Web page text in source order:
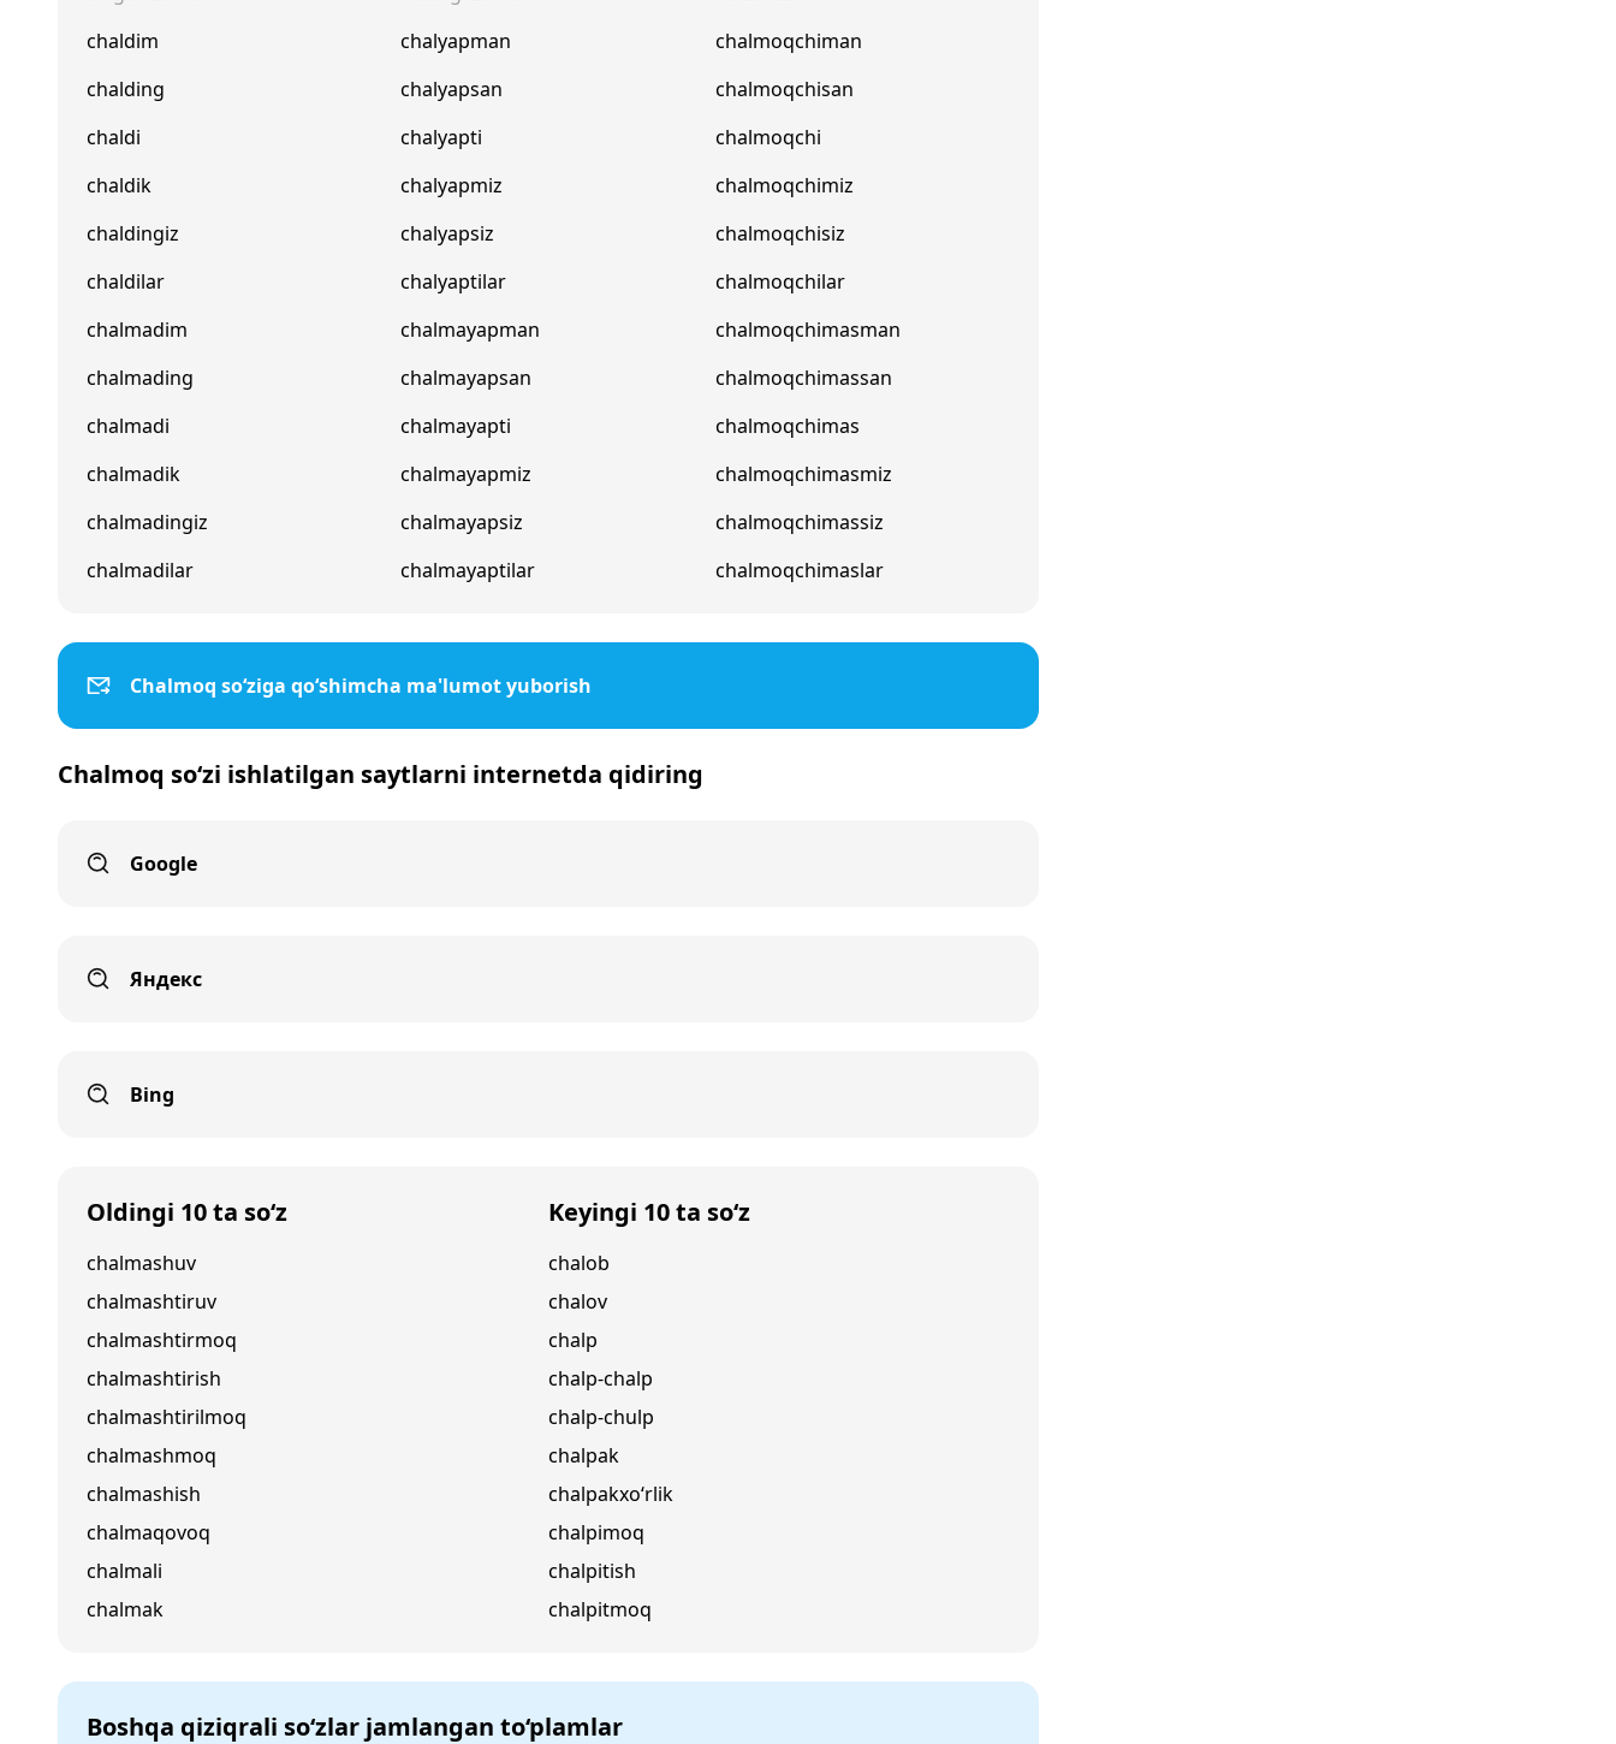
chaldim
chalding
chaldi
chaldik
chaldingiz
chaldilar
chalmadim
chalmading
chalmadi
chalmadik
chalmadingiz
chalmadilar
chalyapman
chalyapsan
chalyapti
chalyapmiz
chalyapsiz
chalyaptilar
chalmayapman
chalmayapsan
chalmayapti
chalmayapmiz
chalmayapsiz
chalmayaptilar
chalmoqchiman
chalmoqchisan
chalmoqchi
chalmoqchimiz
chalmoqchisiz
chalmoqchilar
chalmoqchimasman
chalmoqchimassan
chalmoqchimas
chalmoqchimasmiz
chalmoqchimassiz
chalmoqchimaslar
Chalmoq so‘ziga qo‘shimcha ma'lumot yuborish
Chalmoq so‘zi ishlatilgan saytlarni internetda qidiring
Google
Яндекс
Bing
Oldingi 10 ta so‘z
chalmashuv
chalmashtiruv
chalmashtirmoq
chalmashtirish
chalmashtirilmoq
chalmashmoq
chalmashish
chalmaqovoq
chalmali
chalmak
Keyingi 10 ta so‘z
chalob
chalov
chalp
chalp-chalp
chalp-chulp
chalpak
chalpakxo‘rlik
chalpimoq
chalpitish
chalpitmoq
Boshqa qiziqrali so‘zlar jamlangan to‘plamlar